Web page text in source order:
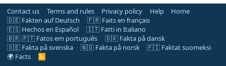
Contact us Terms and rules Privacy policy Help
Home
🇩🇪 Fakten auf Deutsch
🇫🇷 Faits en français
🇪🇸 Hechos en Español
🇮🇹 Fatti in Italiano
🇧🇷 🇵🇹 Fatos em português
🇩🇰 Fakta på dansk
🇸🇪 Fakta på svenska
🇳🇴 Fakta på norsk
🇫🇮 Faktat suomeksi
🌍 Facts
R